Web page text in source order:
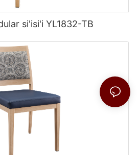
si'isi'i YL1832-TB